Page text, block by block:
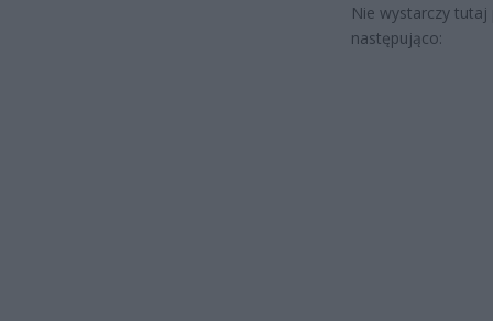
Nie wystarczy
następująco: